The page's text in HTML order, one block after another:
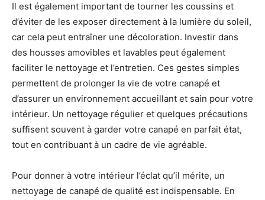
Il est également important de tourner les coussins et
d’éviter de les exposer directement à la lumière du soleil,
car cela peut entraîner une décoloration. Investir dans
des housses amovibles et lavables peut également
faciliter le nettoyage et l’entretien. Ces gestes simples
permettent de prolonger la vie de votre canapé et
d’assurer un environnement accueillant et sain pour votre
intérieur. Un nettoyage régulier et quelques précautions
suffisent souvent à garder votre canapé en parfait état,
tout en contribuant à un cadre de vie agréable.
Pour donner à votre intérieur l’éclat qu’il mérite, un
nettoyage de canapé de qualité est indispensable. En